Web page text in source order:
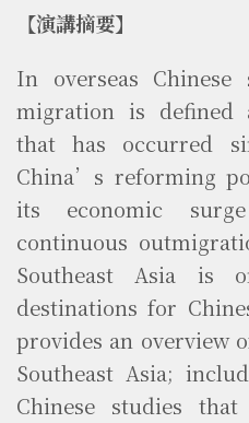
【演講摘要】
In overseas Chinese
migration is defined
that has occurred
China’s reforming
its economic
continuous
Southeast Asia is
destinations for
provides an overview
Southeast Asia;
Chinese studies